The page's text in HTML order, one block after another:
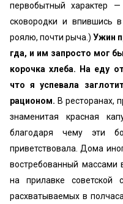
первобытный харак­тер
сковородки и впившись
роялю, почти рыча.) Ужин
гда, и им запросто мог
корочка хлеба. На еду
что я успевала
рационом. В ресторанах,
знаменитая красная
благодаря чему эти
приветствовала. Дома
востребован­ный массами
на прилавке советской
расхватываемых в